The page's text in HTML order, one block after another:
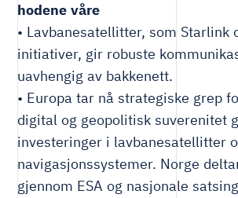
hodene våre
• Lavbanesatellitter, som Starlink
initiativer, gir robuste
uavhengig av bakkenett.
• Europa tar nå strategiske grep
digital og geopolitisk suverenitet
investeringer i lavbanesatellitter
navigasjonssystemer. Norge
gjennom ESA og nasjonale